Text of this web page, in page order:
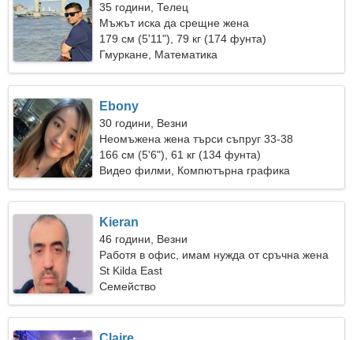
35 години, Телец
Мъжът иска да срещне жена
179 см (5'11"), 79 кг (174 фунта)
Гмуркане, Математика
Ebony
30 години, Везни
Неомъжена жена търси съпруг 33-38
166 см (5'6"), 61 кг (134 фунта)
Видео филми, Компютърна графика
Kieran
46 години, Везни
Работя в офис, имам нужда от сръчна жена
St Kilda East
Семейство